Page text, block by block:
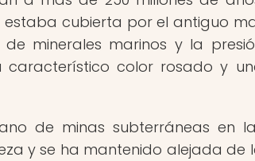
cubierta por el antiguo
minerales marinos y la
color rosado y
de minas subterráneas en
y se ha mantenido alejada de